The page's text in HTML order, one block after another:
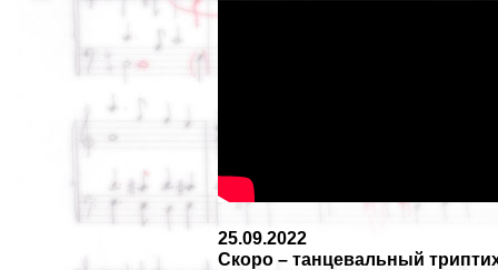
25.09.2022
Скоро – танцевальный